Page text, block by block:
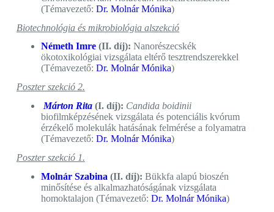
(Témavezető: Dr. Molnár Mónika)
Biotechnológia és mikrobiológia alszekció
Németh Imre(II. díj): Nanorészecskék
ökotoxikológiai vizsgálata eltérő tesztrendszerekkel
(Témavezető: Dr. Molnár Mónika)
Poszter szekció 2.
Márton Rita(I. díj): Candida boidinii
biofilmképzésének vizsgálata és potenciális kvórum
érzékelő molekulák hatásának felmérése a folyamatra
(Témavezető: Dr. Molnár Mónika)
Poszter szekció 1.
Molnár Szabina (II. díj): Bükkfa alapú bioszén
minősítése és alkalmazhatóságának vizsgálata
homoktalajon (Témavezető: Dr. Molnár Mónika)